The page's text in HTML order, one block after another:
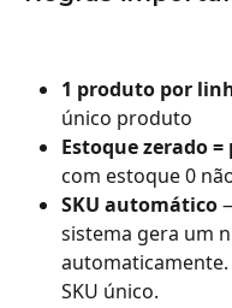
1 produto por
único produto
Estoque zerado
com estoque 0
SKU automático
sistema gera um
SKU único.